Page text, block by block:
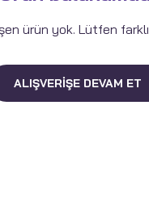
ürün yok. Lütfen
ALIŞVERIŞE DEVAM ET